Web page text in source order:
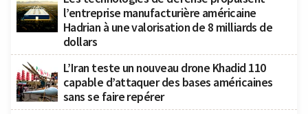
l’entreprise manufacturière américaine
Hadrian à une valorisation de 8 milliards de
dollars
L’Iran teste un nouveau drone Khadid 110
capable d’attaquer des bases américaines
sans se faire repérer